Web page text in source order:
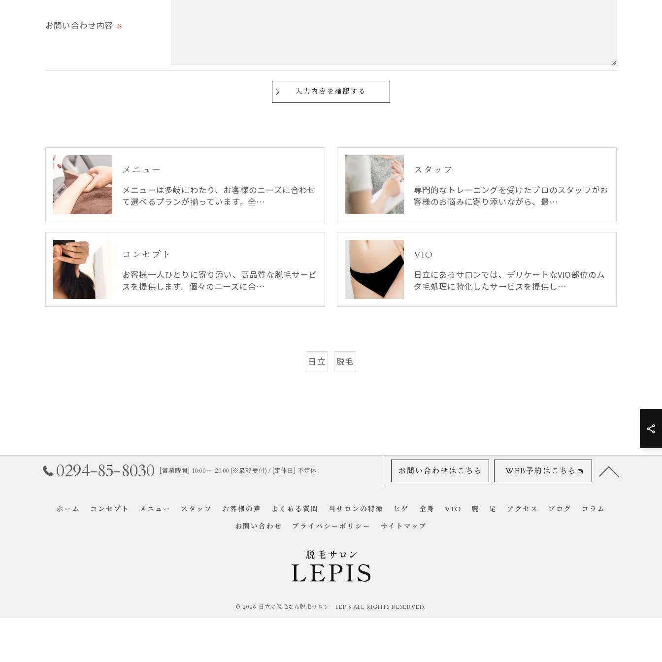
必要な情報を頂けない場合は、それに対応した当社のサービスをご提供できない場合がございますので予めご了承ください。
当社では、お客様の個人情報の開示･訂正･削除・利用停止の手続を定めさせて頂いております。
個人情報の開示･訂正･削除・利用停止の具体的手続きにつきましては、お電話でお問合せ下さい。
お問い合わせ内容 ※
メニュー
メニューは多岐にわたり、お客様のニーズに合わせ
て選べるプランが揃っています。全…
スタッフ
専門的なトレーニングを受けたプロのスタッフがお
客様のお悩みに寄り添いながら、最…
コンセプト
お客様一人ひとりに寄り添い、高品質な脱毛サービ
スを提供します。個々のニーズに合…
VIO
日立にあるサロンでは、デリケートなVIO部位のム
ダ毛処理に特化したサービスを提供し…
日立 脱毛
0294-85-8030 [営業時間] 10:00 〜 20:00 (※最終受付) / [定休日] 不定休 お問い合わせはこちら WEB予約はこちら
ホーム コンセプト メニュー スタッフ お客様の声 よくある質問 当サロンの特徴 ヒゲ 全身 VIO 腕 足 アクセス ブログ
コラム
お問い合わせ
プライバシーポリシー サイトマップ
© 2026 日立の脱毛なら脱毛サロン LEPIS ALL RIGHTS RESERVED.